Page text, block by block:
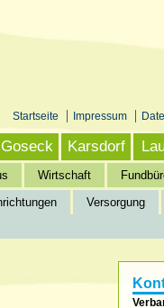
Startseite Impressum
Versorgung
Wirtschaft
Goseck Karsdorf